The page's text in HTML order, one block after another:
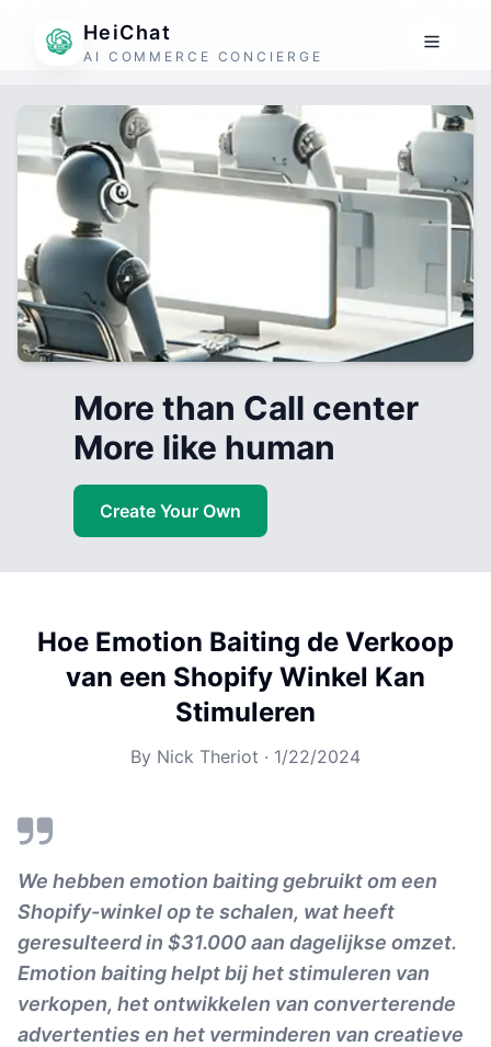
HeiChat
AI COMMERCE CONCIERGE
More than Call center
More like human
Create Your Own
Hoe Emotion Baiting de Verkoop
van een Shopify Winkel Kan
Stimuleren
By Nick Theriot · 1/22/2024
We hebben emotion baiting gebruikt om een ​​
Shopify-winkel op te schalen, wat heeft
geresulteerd in $31.000 aan dagelijkse omzet.
Emotion baiting helpt bij het stimuleren van
verkopen, het ontwikkelen van converterende
advertenties en het verminderen van creatieve